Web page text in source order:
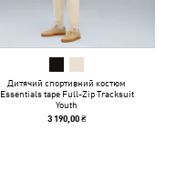
Дитячий спортивний костюм
Essentials tape Full-Zip Tracksuit
Youth
3 190,00 ₴